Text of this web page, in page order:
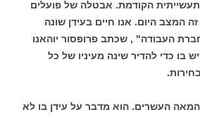
הקודמת. אבטלה של פועלים
המצב היום. אנו חיים בעידן שונה
העבודה" , שכתב פרופסור יוהאנו
בו כדי להדיר שינה מעיניו של כל
אינו מדבר על אבטלה מחזורית נוסח המאה ה-19 והמאה העשרים. הוא מדבר על עידן בו לא